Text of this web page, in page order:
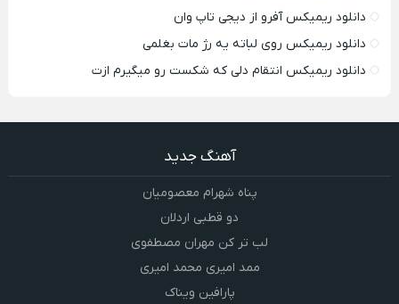
دانلود ریمیکس آفرو از ديجی تاپ وان
دانلود ریمیکس روی لباته یه رژ مات بغلمی
دانلود ریمیکس انتقام دلی که شکست رو میگیرم ازت
آهنگ جدید
پناه شهرام معصومیان
دو قطبی اردلان
لب تر کن مهران مصطفوی
ممد امیری محمد امیری
پارافین ویناک